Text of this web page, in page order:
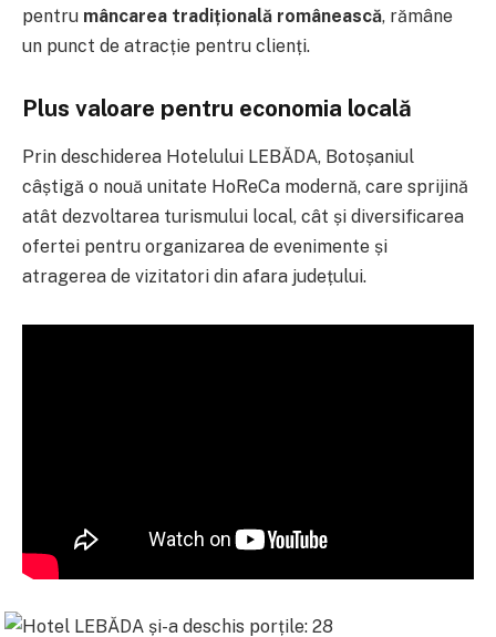
pentru mâncarea tradițională românească, rămâne
un punct de atracție pentru clienți.
Plus valoare pentru economia locală
Prin deschiderea Hotelului LEBĂDA, Botoșaniul
câștigă o nouă unitate HoReCa modernă, care sprijină
atât dezvoltarea turismului local, cât și diversificarea
ofertei pentru organizarea de evenimente și
atragerea de vizitatori din afara județului.